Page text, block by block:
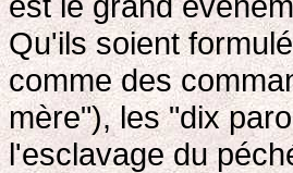
Qu'ils soient
comme des
mère"), les "dix
l'esclavage du